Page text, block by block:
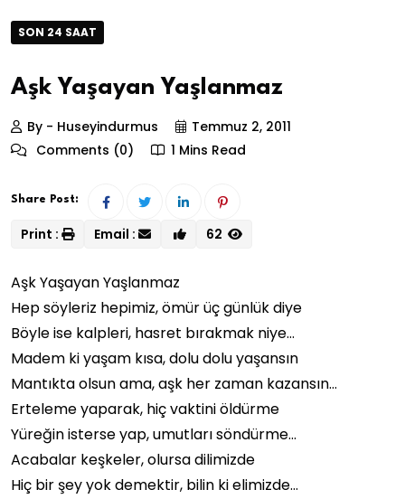
SON 24 SAAT
Aşk Yaşayan Yaşlanmaz
By - Huseyindurmus
Temmuz 2, 2011
Comments (0)
1 Mins Read
Share Post:
Print : Email : 62
Aşk Yaşayan Yaşlanmaz
Hep söyleriz hepimiz, ömür üç günlük diye
Böyle ise kalpleri, hasret bırakmak niye…
Madem ki yaşam kısa, dolu dolu yaşansın
Mantıkta olsun ama, aşk her zaman kazansın…
Erteleme yaparak, hiç vaktini öldürme
Yüreğin isterse yap, umutları söndürme…
Acabalar keşkeler, olursa dilimizde
Hiç bir şey yok demektir, bilin ki elimizde…